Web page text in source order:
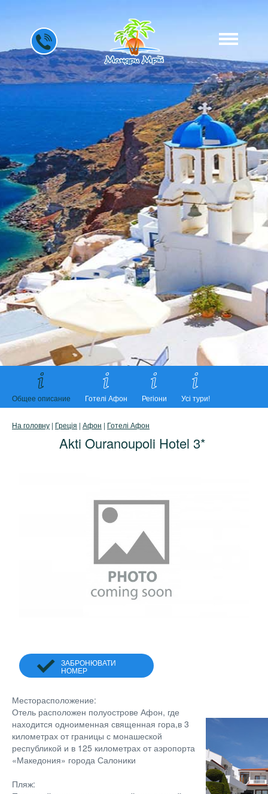
Общее описание Готелі Афон Регіони Усі тури!
На головну | Греція | Афон | Готелі Афон
Akti Ouranoupoli Hotel 3*
ЗАБРОНЮВАТИ
НОМЕР
Месторасположение:
Отель расположен полуострове Афон, где
находится одноименная священная гора,в 3
километрах от границы с монашеской
республикой и в 125 километрах от аэропорта
«Македония» города Салоники
Пляж: